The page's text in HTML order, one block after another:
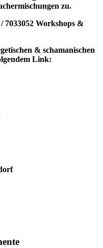
zu.
7033052 Workshops &
& schamanischen
Link: